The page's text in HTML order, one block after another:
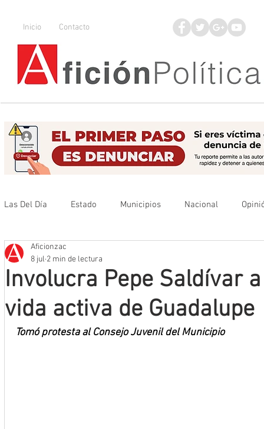
Inicio Contacto
Las Del Día Estado Municipios Nacional
Que no se olvide
Mineros LNBP
Involucra Pepe Saldívar
vida activa de Guadalupe
Aficionzac
8 jul 2 min de lectura
Tomó protesta al Consejo Juvenil del Municipio